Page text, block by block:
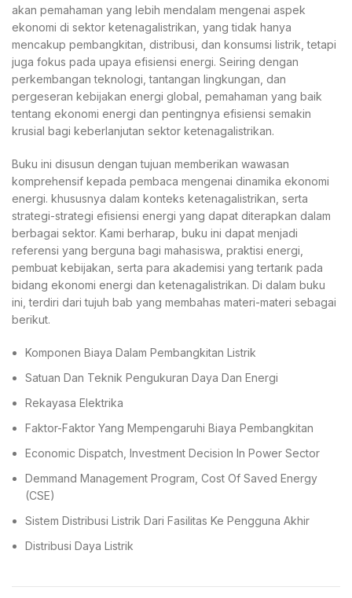
akan pemahaman yang lebih mendalam mengenai aspek
ekonomi di sektor ketenagalistrikan, yang tidak hanya
mencakup pembangkitan, distribusi, dan konsumsi listrik, tetapi
juga fokus pada upaya efisiensi energi. Seiring dengan
perkembangan teknologi, tantangan lingkungan, dan
pergeseran kebijakan energi global, pemahaman yang baik
tentang ekonomi energi dan pentingnya efisiensi semakin
krusial bagi keberlanjutan sektor ketenagalistrikan.
Buku ini disusun dengan tujuan memberikan wawasan
komprehensif kepada pembaca mengenai dinamika ekonomi
energi. khususnya dalam konteks ketenagalistrikan, serta
strategi-strategi efisiensi energi yang dapat diterapkan dalam
berbagai sektor. Kami berharap, buku ini dapat menjadi
referensi yang berguna bagi mahasiswa, praktisi energi,
pembuat kebijakan, serta para akademisi yang tertarık pada
bidang ekonomi energi dan ketenagalistrikan. Di dalam buku
ini, terdiri dari tujuh bab yang membahas materi-materi sebagai
berikut.
Komponen Biaya Dalam Pembangkitan Listrik
Satuan Dan Teknik Pengukuran Daya Dan Energi
Rekayasa Elektrika
Faktor-Faktor Yang Mempengaruhi Biaya Pembangkitan
Economic Dispatch, Investment Decision In Power Sector
Demmand Management Program, Cost Of Saved Energy
(CSE)
Sistem Distribusi Listrik Dari Fasilitas Ke Pengguna Akhir
Distribusi Daya Listrik